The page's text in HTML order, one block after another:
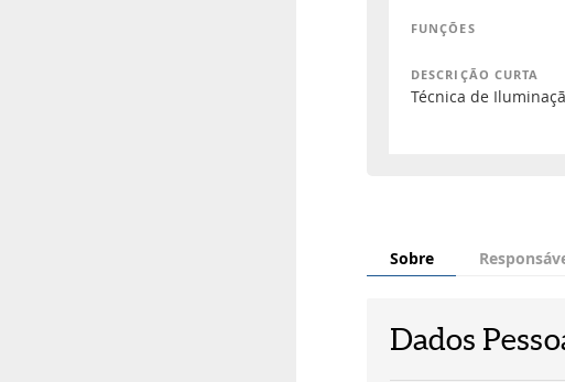
FUNÇÕES
DESCRIÇÃO CURTA
Técnica de
Sobre
Dados